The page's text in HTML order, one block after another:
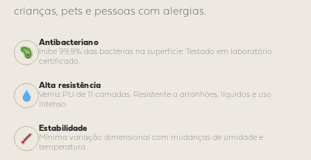
crianças, pets e pessoas com alergias.
Antibacteriano
Inibe 99,9% das bactérias na superfície. Testado em laboratório
certificado.
Alta resistência
Verniz PU de 11 camadas. Resistente a arranhões, líquidos e uso
intenso.
Estabilidade
Mínima variação dimensional com mudanças de umidade e
temperatura.